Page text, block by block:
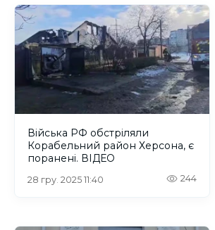
Війська РФ обстріляли
Корабельний район Херсона, є
поранені. ВІДЕО
28 гру. 2025 11:40 244